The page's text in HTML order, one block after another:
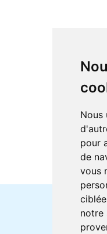
Nous
pour
de
vous
notre